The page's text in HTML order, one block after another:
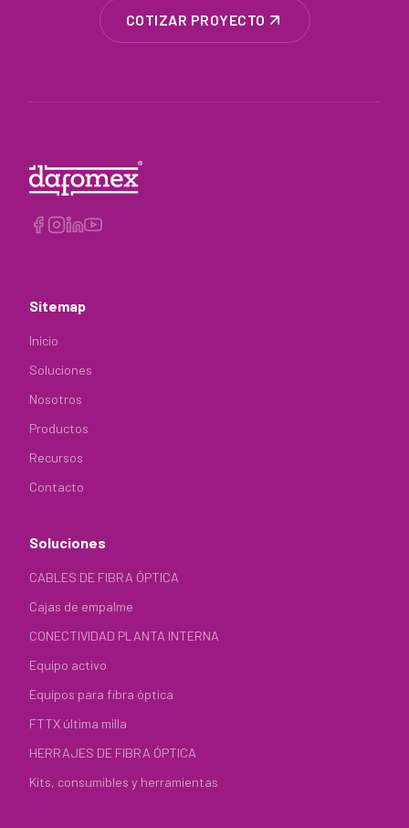
COTIZAR PROYECTO
Sitemap
Inicio
Soluciones
Nosotros
Productos
Recursos
Contacto
Soluciones
CABLES DE FIBRA ÓPTICA
Cajas de empalme
CONECTIVIDAD PLANTA INTERNA
Equipo activo
Equipos para fibra óptica
FTTX última milla
HERRAJES DE FIBRA ÓPTICA
Kits, consumibles y herramientas